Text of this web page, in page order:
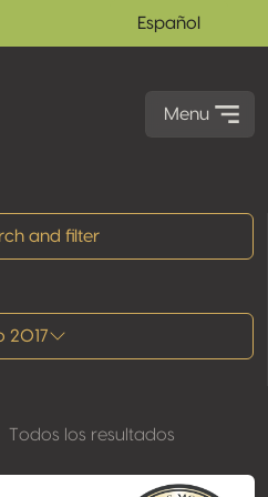
Español
Menu
and filter
2017
Todos los resultados